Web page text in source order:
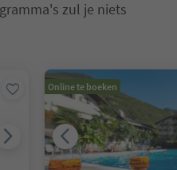
zul je niets
Online te boeken